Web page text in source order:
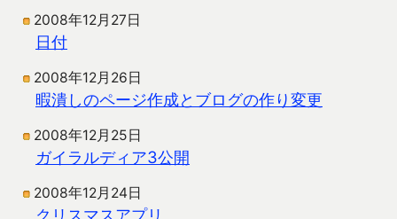
2008年12月27日
日付
2008年12月26日
暇潰しのページ作成とブログの作り変更
2008年12月25日
ガイラルディア3公開
2008年12月24日
クリスマスアプリ